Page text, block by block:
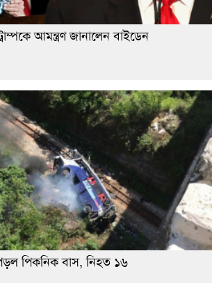
আমন্ত্রণ জানালেন বাইডেন
পিকনিক বাস, নিহত ১৬